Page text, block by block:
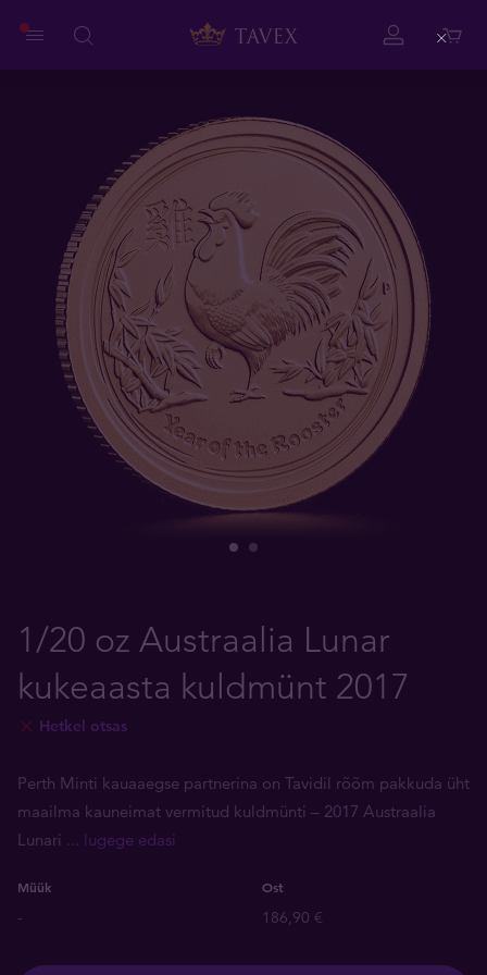
1/20 oz Austraalia Lunar
kukeaasta kuldmünt 2017
Hetkel otsas
Perth Minti kauaaegse partnerina on Tavidil rõõm pakkuda üht
maailma kauneimat vermitud kuldmünti ­– 2017 Austraalia
Lunari ... lugege edasi
Müük Ost
- 186,90 €
Close